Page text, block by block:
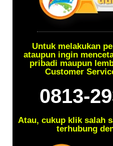
Untuk melakukan
ataupun ingin
pribadi maupun
Customer
0813-
Atau, cukup klik salah
terhubung